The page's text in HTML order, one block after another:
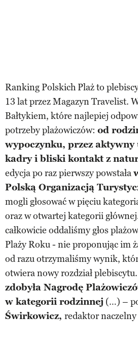
Ranking Polskich Plaż to
13 lat przez Magazyn Travelist.
Bałtykiem, które najlepiej
potrzeby plażowiczów: od
wypoczynku, przez
kadry i bliski kontakt z
edycja po raz pierwszy powstała
Polską Organizacją
mogli głosować w pięciu
oraz w otwartej kategorii
całkowicie oddaliśmy głos
Plaży Roku - nie proponując im
od razu otrzymaliśmy wynik,
otwiera nowy rozdział plebiscytu.
zdobyła Nagrodę
w kategorii rodzinnej (…) –
Świrkowicz, redaktor